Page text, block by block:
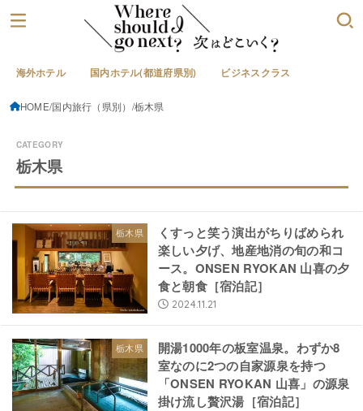
海外ホテル 国内ホテル(都道府県別) ビジネスクラス
HOME 国内旅行（県別） 栃木県
栃木県
栃木県
くすっと笑う演出がちりばめられ
楽しい夕げ、地産地消の旬の和コ
ース。ONSEN RYOKAN 山喜の夕
食と朝食［宿泊記］
2024.11.21
栃木県
開湯1000年の板室温泉。わずか8
室なのに2つの自家源泉を持つ
「ONSEN RYOKAN 山喜」の源泉
掛け流し贅沢湯［宿泊記］